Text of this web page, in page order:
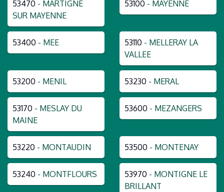
53470 - MARTIGNE
SUR MAYENNE
53100 - MAYENNE
53400 - MEE 53110 - MELLERAY LA
VALLEE
53200 - MENIL 53230 - MERAL
53170 - MESLAY DU
MAINE
53600 - MEZANGERS
53220 - MONTAUDIN 53500 - MONTENAY
53240 - MONTFLOURS 53970 - MONTIGNE LE
BRILLANT